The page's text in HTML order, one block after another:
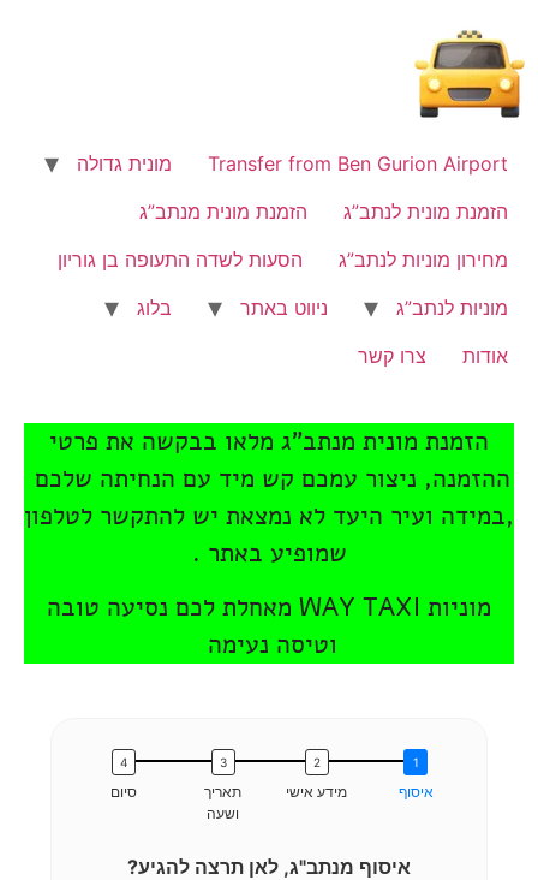
Transfer from Ben Gurion Airport
מונית גדולה
הזמנת מונית לנתב”ג
הזמנת מונית מנתב”ג
מחירון מוניות לנתב”ג
הסעות לשדה התעופה בן גוריון
מוניות לנתב”ג
ניווט באתר
בלוג
אודות
צרו קשר
הזמנת מונית מנתב"ג מלאו בבקשה את פרטי
ההזמנה, ניצור עמכם קש מיד עם הנחיתה שלכם
,במידה ועיר היעד לא נמצאת יש להתקשר לטלפון
שמופיע באתר .
מוניות WAY TAXI מאחלת לכם נסיעה טובה
וטיסה נעימה
איסוף מידע אישי
תאריך
ושעה
סיום
איסוף מנתב"ג, לאן תרצה להגיע?